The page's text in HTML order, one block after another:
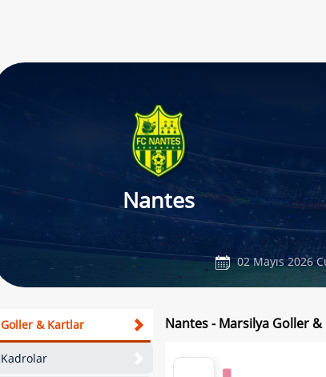
Nantes
02 Mayıs 2026
Goller & Kartlar
Kadrolar
Nantes - Marsilya Goller &